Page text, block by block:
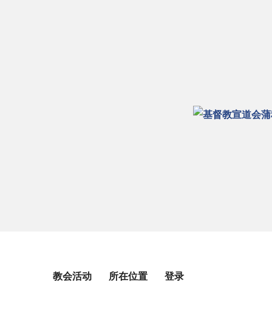
教会活动 所在位置 登录